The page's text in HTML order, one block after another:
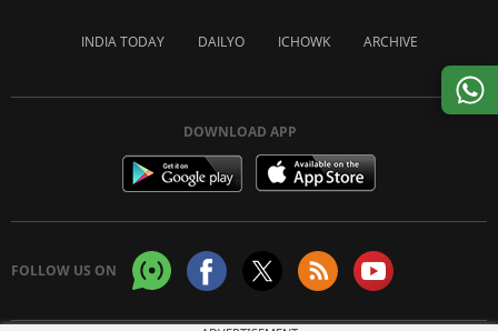
INDIA TODAY DAILYO ICHOWK ARCHIVE
DOWNLOAD APP
FOLLOW US ON